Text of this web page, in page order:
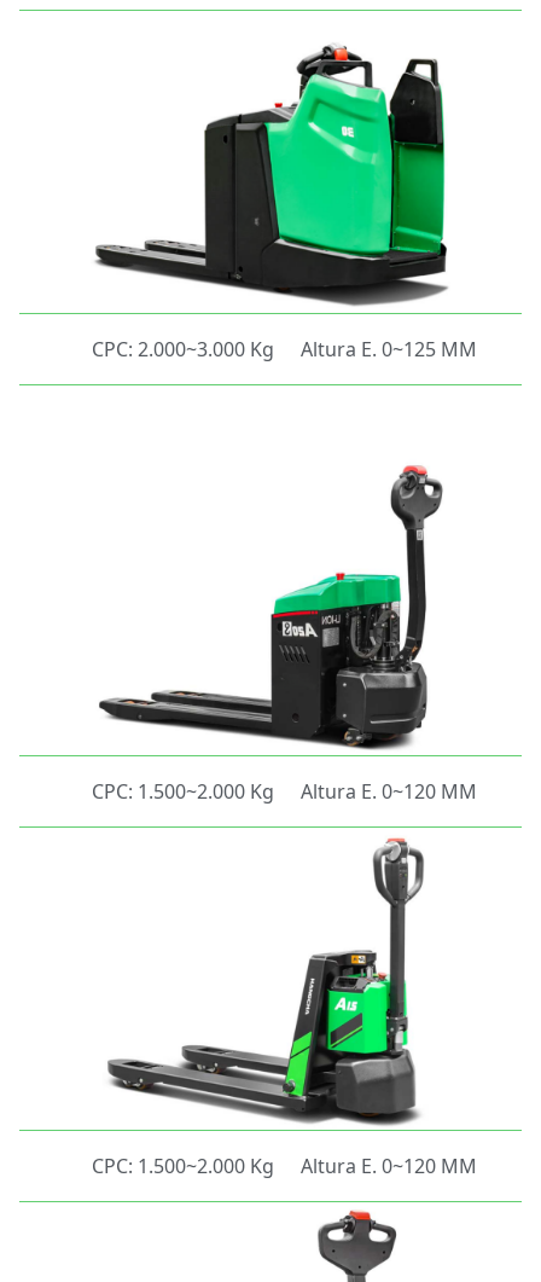
CPC: 2.000~3.000 Kg Altura E. 0~125 MM
CPC: 1.500~2.000 Kg Altura E. 0~120 MM
CPC: 1.500~2.000 Kg Altura E. 0~120 MM